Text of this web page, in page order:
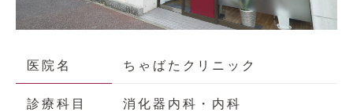
医院名 ちゃばたクリニック
診療科目 消化器内科・内科